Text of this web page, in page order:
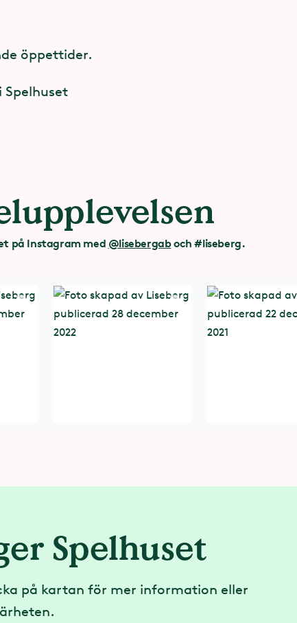
öppettider.
på Instagrammed @lisebergaboch #liseberg.
Spelhuset
på kartan för mer information eller